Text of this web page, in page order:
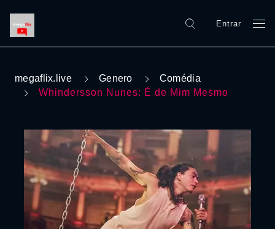
Entrar
megaflix.live Genero
Comédia
Whindersson Nunes: É de Mim Mesmo